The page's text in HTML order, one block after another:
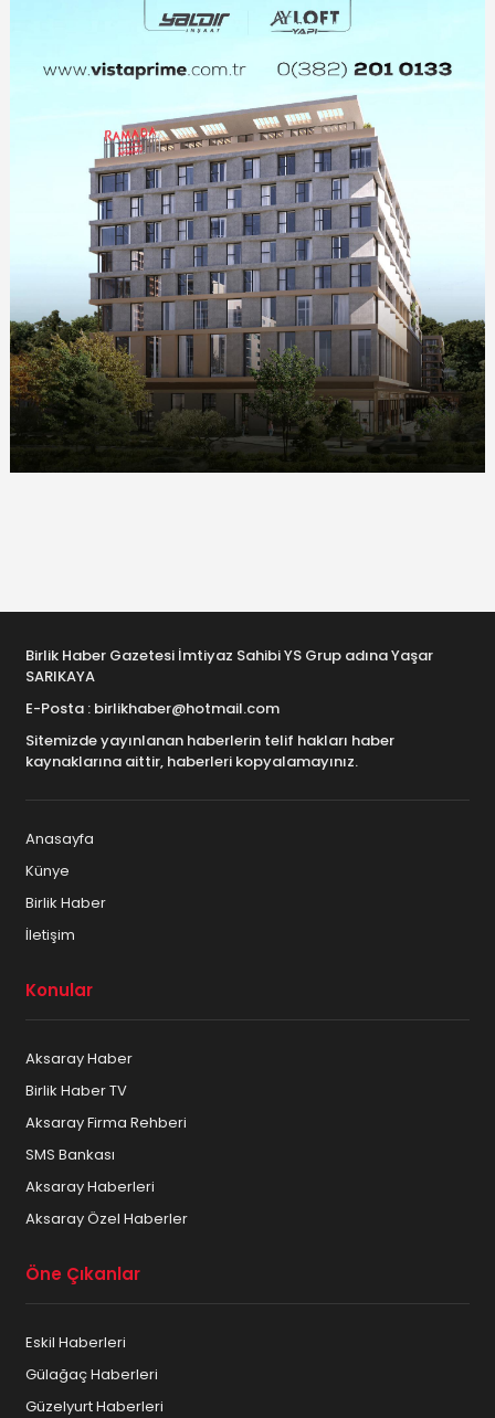
Birlik Haber Gazetesi İmtiyaz Sahibi YS Grup adına Yaşar
SARIKAYA
E-Posta : birlikhaber@hotmail.com
Sitemizde yayınlanan haberlerin telif hakları haber
kaynaklarına aittir, haberleri kopyalamayınız.
Anasayfa
Künye
Birlik Haber
İletişim
Konular
Aksaray Haber
Birlik Haber TV
Aksaray Firma Rehberi
SMS Bankası
Aksaray Haberleri
Aksaray Özel Haberler
Öne Çıkanlar
Eskil Haberleri
Gülağaç Haberleri
Güzelyurt Haberleri